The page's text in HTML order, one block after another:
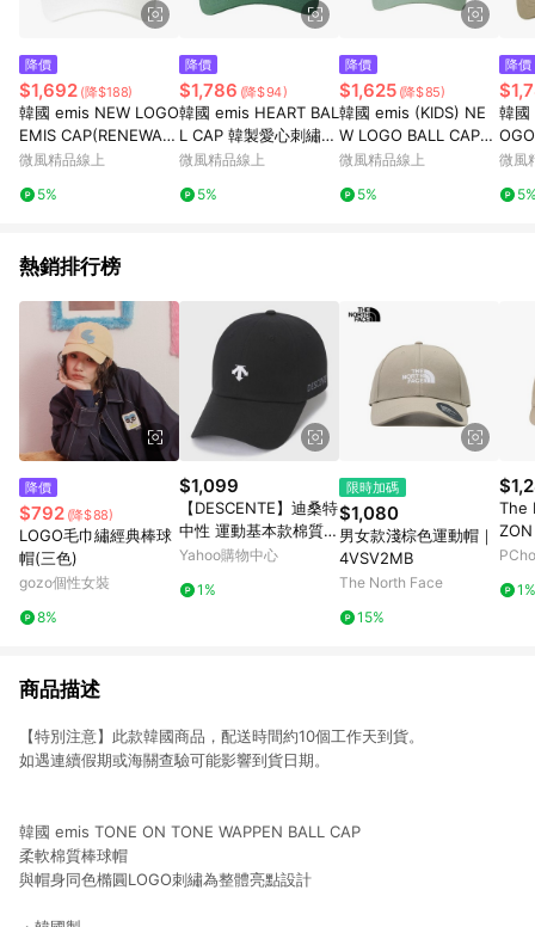
降價
$1,692 (降$188)
韓國 emis NEW LOGO
EMIS CAP(RENEWAL)
韓製 新標誌款棒球帽
微風精品線上
5%
降價
$1,786 (降$94)
韓國 emis HEART BAL
L CAP 韓製愛心刺繡棒
球帽 復古綠GREEN
微風精品線上
5%
降價
$1,625 (降$85)
韓國 emis (KIDS) NE
W LOGO BALL CAP
韓國製 兒童新LOGO棒
微風精品線上
5%
降價
韓國
草寫
微風
熱銷排行榜
降價
$792 (降$88)
LOGO毛巾繡經典棒球
帽(三色)
gozo個性女裝
8%
$1,099
【DESCENTE】迪桑特
中性 運動基本款棉質運
動帽 棒球帽(黑色/白
Yahoo購物中心
1%
限時加碼
$1,080
男女款淺棕色運動帽｜
4VSV2MB
The North Face
15%
The
1%
商品描述
【特別注意】此款韓國商品，配送時間約10個工作天到貨。
如遇連續假期或海關查驗可能影響到貨日期。
韓國 emis TONE ON TONE WAPPEN BALL CAP
柔軟棉質棒球帽
與帽身同色橢圓LOGO刺繡為整體亮點設計